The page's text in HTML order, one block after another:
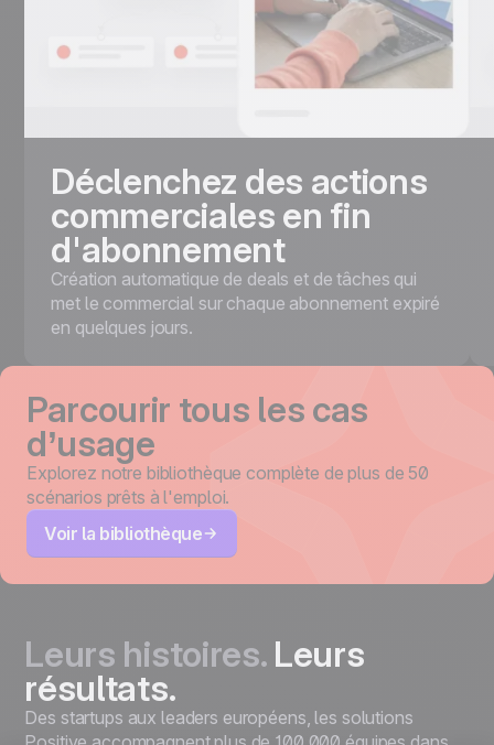
Déclenchez des actions
commerciales en fin
d'abonnement
Création automatique de deals et de tâches qui
met le commercial sur chaque abonnement expiré
en quelques jours.
Parcourir tous les cas
d’usage
Explorez notre bibliothèque complète de plus de 50
scénarios prêts à l'emploi.
Voir la bibliothèque
Leurs histoires.Leurs
résultats.
Des startups aux leaders européens, les solutions